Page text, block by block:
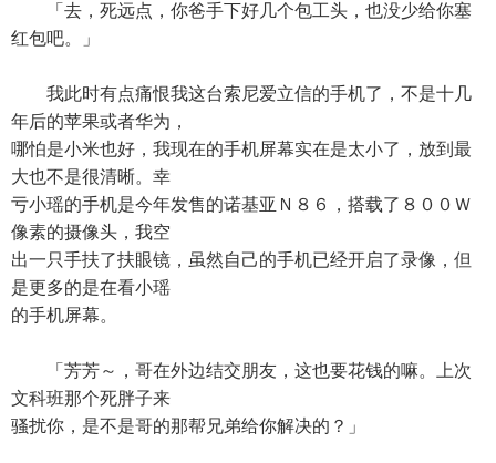
「去，死远点，你爸手下好几个包工头，也没少给你塞
红包吧。」
我此时有点痛恨我这台索尼爱立信的手机了，不是十几
年后的苹果或者华为，
哪怕是小米也好，我现在的手机屏幕实在是太小了，放到最
大也不是很清晰。幸
亏小瑶的手机是今年发售的诺基亚Ｎ８６，搭载了８００Ｗ
像素的摄像头，我空
出一只手扶了扶眼镜，虽然自己的手机已经开启了录像，但
是更多的是在看小瑶
的手机屏幕。
「芳芳～，哥在外边结交朋友，这也要花钱的嘛。上次
文科班那个死胖子来
骚扰你，是不是哥的那帮兄弟给你解决的？」